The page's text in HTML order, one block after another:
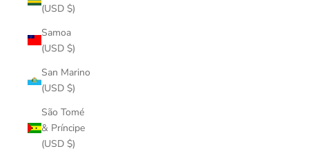
(USD $)
Samoa
(USD $)
San Marino
(USD $)
São Tomé
& Príncipe
(USD $)